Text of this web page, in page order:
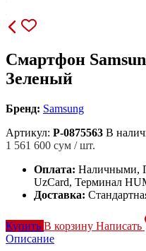
Смартфон
Зеленый
Бренд: Samsung
Артикул: P-0875563 В
1 561 600 сум / шт.
Оплата: Наличными,
UzCard, Терминал
Доставка:
Купить В корзину Написать
Описание